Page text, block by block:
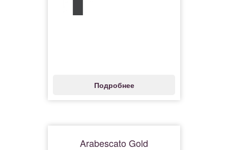
Подробнее
Arabescato Gold